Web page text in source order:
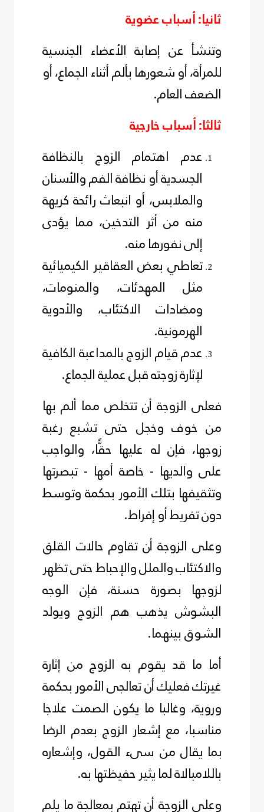
ثانيا: أسباب عضوية
وتنشأ عن إصابة الأعضاء الجنسية
للمرأة، أو شعورها بألم أثناء الجماع، أو
الضعف العام.
ثالثا: أسباب خارجية
عدم اهتمام الزوج بالنظافة
الجسدية أو نظافة الفم والأسنان
والملابس، أو انبعاث رائحة كريهة
منه من أثر التدخين، مما يؤدى
إلى نفورها منه.
تعاطي بعض العقاقير الكيميائية
مثل المهدئات، والمنومات،
ومضادات الاكتئاب،
والأدوية
الهرمونية.
عدم قيام الزوج بالمداعبة الكافية
لإثارة زوجته قبل عملية الجماع.
فعلى الزوجة أن تتخلص مما ألم بها
من خوف وخجل حتى تشبع رغبة
زوجها، فإن له عليها حقًّا، والواجب
على والديها - خاصة أمها - تبصرتها
وتثقيفها بتلك الأمور بحكمة وتوسط
دون تفريط أو إفراط.
وعلى الزوجة أن تقاوم حالات القلق
والاكتئاب والملل والإحباط حتى تظهر
لزوجها بصورة حسنة، فإن الوجه
البشوش يذهب هم الزوج ويولد
الشوق بينهما.
أما ما قد يقوم به الزوج من إثارة
غيرتك فعليك أن تعالجى الأمور بحكمة
وروية، وغالبا ما يكون الصمت علاجا
مناسبا، مع إشعار الزوج بعدم الرضا
بما يقال من سىء القول، وإشعاره
باللامبالاة لما يثير حفيظتها به.
وعلى الزوجة أن تهتم بمعالجة ما يلم